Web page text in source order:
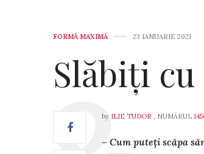
FORMĂ MAXIMĂ 23 IANUARIE 2021
Slăbiți
by ILIE TUDOR , NUMĂRUL
– Cum puteți scăpa